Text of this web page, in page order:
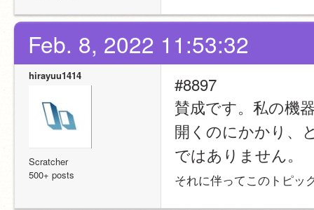
Feb. 8, 2022 11:53:32
hirayuu1414
Scratcher
500+ posts
#8897
賛成です。私の機
開くのにかかり、
ではありません。
それに伴ってこのトピッ